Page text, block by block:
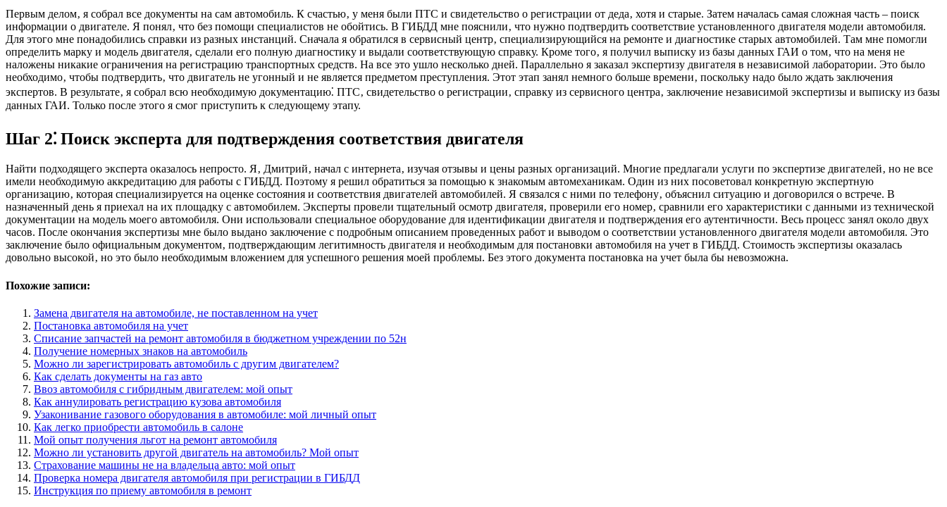
Первым делом‚ я собрал все документы на сам автомобиль. К счастью‚ у меня были ПТС и свидетельство о регистрации от деда‚ хотя и старые. Затем началась самая сложная часть – поиск
информации о двигателе. Я понял‚ что без помощи специалистов не обойтись. В ГИБДД мне пояснили‚ что нужно подтвердить соответствие установленного двигателя модели автомобиля.
Для этого мне понадобились справки из разных инстанций. Сначала я обратился в сервисный центр‚ специализирующийся на ремонте и диагностике старых автомобилей. Там мне помогли
определить марку и модель двигателя‚ сделали его полную диагностику и выдали соответствующую справку. Кроме того‚ я получил выписку из базы данных ГАИ о том‚ что на меня не
наложены никакие ограничения на регистрацию транспортных средств. На все это ушло несколько дней. Параллельно я заказал экспертизу двигателя в независимой лаборатории. Это было
необходимо‚ чтобы подтвердить‚ что двигатель не угонный и не является предметом преступления. Этот этап занял немного больше времени‚ поскольку надо было ждать заключения
экспертов. В результате‚ я собрал всю необходимую документацию⁚ ПТС‚ свидетельство о регистрации‚ справку из сервисного центра‚ заключение независимой экспертизы и выписку из базы
данных ГАИ. Только после этого я смог приступить к следующему этапу.
Шаг 2⁚ Поиск эксперта для подтверждения соответствия двигателя
Найти подходящего эксперта оказалось непросто. Я‚ Дмитрий‚ начал с интернета‚ изучая отзывы и цены разных организаций. Многие предлагали услуги по экспертизе двигателей‚ но не все
имели необходимую аккредитацию для работы с ГИБДД. Поэтому я решил обратиться за помощью к знакомым автомеханикам. Один из них посоветовал конкретную экспертную
организацию‚ которая специализируется на оценке состояния и соответствия двигателей автомобилей. Я связался с ними по телефону‚ объяснил ситуацию и договорился о встрече. В
назначенный день я приехал на их площадку с автомобилем. Эксперты провели тщательный осмотр двигателя‚ проверили его номер‚ сравнили его характеристики с данными из технической
документации на модель моего автомобиля. Они использовали специальное оборудование для идентификации двигателя и подтверждения его аутентичности. Весь процесс занял около двух
часов. После окончания экспертизы мне было выдано заключение с подробным описанием проведенных работ и выводом о соответствии установленного двигателя модели автомобиля. Это
заключение было официальным документом‚ подтверждающим легитимность двигателя и необходимым для постановки автомобиля на учет в ГИБДД. Стоимость экспертизы оказалась
довольно высокой‚ но это было необходимым вложением для успешного решения моей проблемы. Без этого документа постановка на учет была бы невозможна.
Похожие записи:
Замена двигателя на автомобиле, не поставленном на учет
Постановка автомобиля на учет
Списание запчастей на ремонт автомобиля в бюджетном учреждении по 52н
Получение номерных знаков на автомобиль
Можно ли зарегистрировать автомобиль с другим двигателем?
Как сделать документы на газ авто
Ввоз автомобиля с гибридным двигателем: мой опыт
Как аннулировать регистрацию кузова автомобиля
Узаконивание газового оборудования в автомобиле: мой личный опыт
Как легко приобрести автомобиль в салоне
Мой опыт получения льгот на ремонт автомобиля
Можно ли установить другой двигатель на автомобиль? Мой опыт
Страхование машины не на владельца авто: мой опыт
Проверка номера двигателя автомобиля при регистрации в ГИБДД
Инструкция по приему автомобиля в ремонт